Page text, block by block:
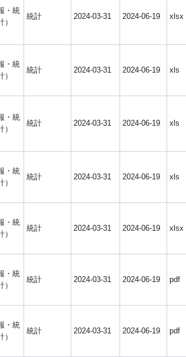
・統
統計 2024-03-31 2024-06-19 xlsx
・統
統計 2024-03-31 2024-06-19 xls
・統
統計 2024-03-31 2024-06-19 xls
・統
統計 2024-03-31 2024-06-19 xls
・統
統計 2024-03-31 2024-06-19 xlsx
・統
統計 2024-03-31 2024-06-19 pdf
・統
統計 2024-03-31 2024-06-19 pdf